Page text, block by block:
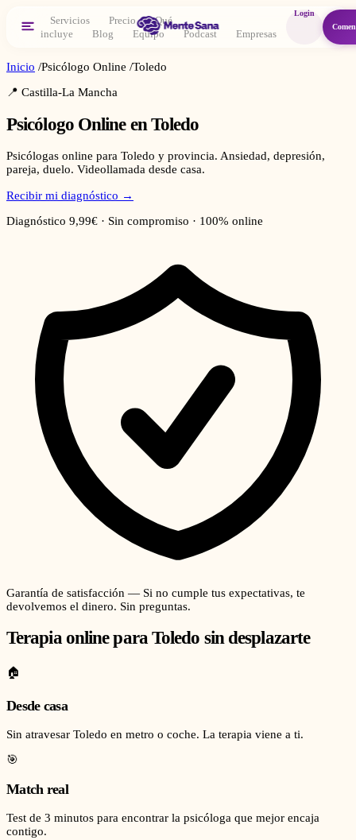
Servicios Precio
Qué
incluye
Blog Equipo Podcast Empresas
Login
Inicio /Psicólogo Online /Toledo
📍 Castilla-La Mancha
Psicólogo Online en Toledo
Psicólogas online para Toledo y provincia. Ansiedad, depresión,
pareja, duelo. Videollamada desde casa.
Recibir mi diagnóstico →
Diagnóstico 9,99€ · Sin compromiso · 100% online
Garantía de satisfacción — Si no cumple tus expectativas, te
devolvemos el dinero. Sin preguntas.
Terapia online paraToledo sin desplazarte
🏠
Desde casa
Sin atravesar Toledo en metro o coche. La terapia viene a ti.
🎯
Match real
Test de 3 minutos para encontrar la psicóloga que mejor encaja
contigo.